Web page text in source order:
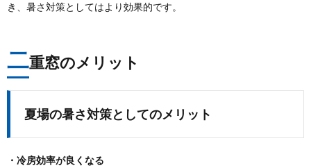
き、暑さ対策としてはより効果的です。
二重窓のメリット
夏場の暑さ対策としてのメリット
・冷房効率が良くなる